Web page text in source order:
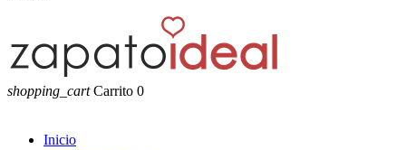
shopping_cart Carrito 0
Inicio